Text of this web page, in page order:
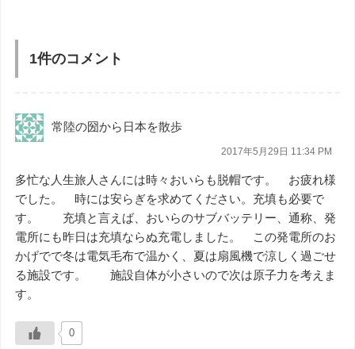
1件のコメント
常陸の圀から日本を散歩
2017年5月29日 11:34 PM
多忙な人生旅人さんには時々おいらも脱帽です。 お疲れ様
でした。 時には安らぎを求めてください。充填も必要で
す。 充填と言えば、おいらのサブバッテリー、通称、発
電所にも昨日は充填ならぬ充電しました。 この発電所のお
かげでで冬は電気毛布で温かく、夏は扇風機で涼しく過ごせ
る施設です。 施設自体が小さいので次は原子力を考えま
す。
0